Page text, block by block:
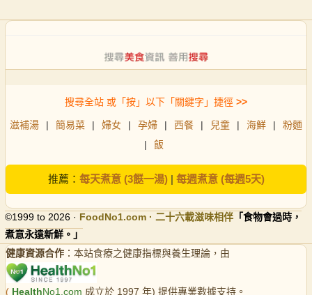
搜尋全站 或「按」以下「關鍵字」捷徑 >>
滋補湯 | 簡易菜 | 婦女 | 孕婦 | 西餐 | 兒童 | 海鮮 |
粉麵
|
飯
推薦： 每天煮意 (3餸一湯)| 每週煮意 (每週5天)
©1999 to 2026 · FoodNo1.com · 二十六載滋味相伴 「食物會過時，
煮意永遠新鮮。」
健康資源合作 ：本站食療之健康指標與養生理論，由
( HealthNo1.com 成立於 1997 年) 提供專業數據支持。